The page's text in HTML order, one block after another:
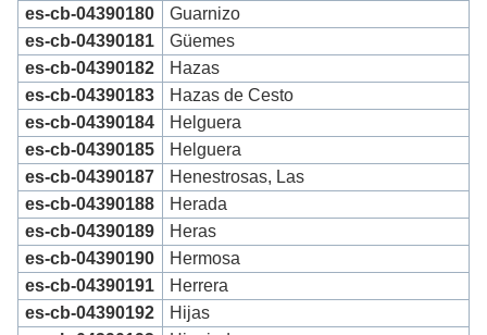
es-cb-04390180
Guarnizo
es-cb-04390181
Güemes
es-cb-04390182
Hazas
es-cb-04390183
Hazas de Cesto
es-cb-04390184
Helguera
es-cb-04390185
Helguera
es-cb-04390187
Henestrosas, Las
es-cb-04390188
Herada
es-cb-04390189
Heras
es-cb-04390190
Hermosa
es-cb-04390191
Herrera
es-cb-04390192
Hijas